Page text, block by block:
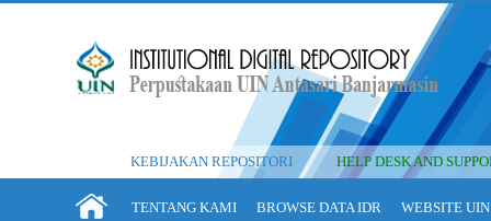
KEBIJAKAN REPOSITORI HELP DESK AND
TENTANG KAMI BROWSE DATA IDR WEBSITE